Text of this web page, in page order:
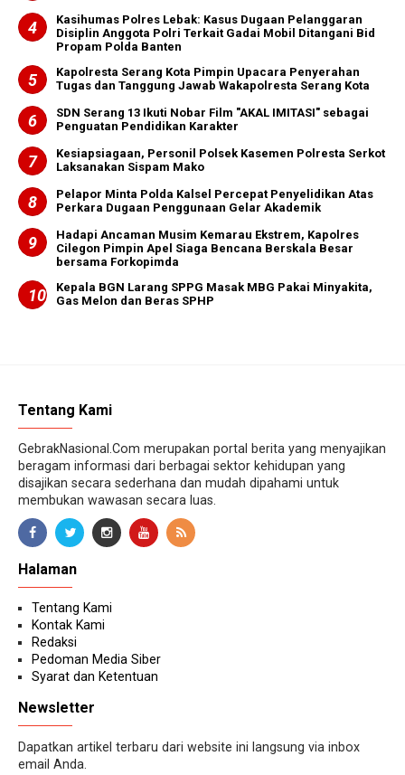
Kasihumas Polres Lebak: Kasus Dugaan Pelanggaran
Disiplin Anggota Polri Terkait Gadai Mobil Ditangani Bid
Propam Polda Banten
Kapolresta Serang Kota Pimpin Upacara Penyerahan
Tugas dan Tanggung Jawab Wakapolresta Serang Kota
SDN Serang 13 Ikuti Nobar Film "AKAL IMITASI" sebagai
Penguatan Pendidikan Karakter
Kesiapsiagaan, Personil Polsek Kasemen Polresta Serkot
Laksanakan Sispam Mako
Pelapor Minta Polda Kalsel Percepat Penyelidikan Atas
Perkara Dugaan Penggunaan Gelar Akademik
Hadapi Ancaman Musim Kemarau Ekstrem, Kapolres
Cilegon Pimpin Apel Siaga Bencana Berskala Besar
bersama Forkopimda
Kepala BGN Larang SPPG Masak MBG Pakai Minyakita,
Gas Melon dan Beras SPHP
Tentang Kami
GebrakNasional.Com merupakan portal berita yang menyajikan
beragam informasi dari berbagai sektor kehidupan yang
disajikan secara sederhana dan mudah dipahami untuk
membukan wawasan secara luas.
Halaman
Tentang Kami
Kontak Kami
Redaksi
Pedoman Media Siber
Syarat dan Ketentuan
Newsletter
Dapatkan artikel terbaru dari website ini langsung via inbox
email Anda.